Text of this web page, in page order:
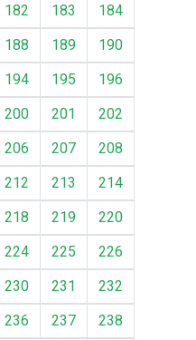
182 183
184
188 189
190
194 195
196
200 201
202
206 207
208
212 213
214
218 219
220
224 225
226
230 231
232
236 237
238